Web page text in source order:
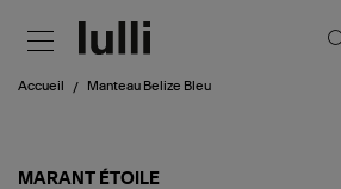
Accueil Manteau Belize Bleu
MARANT ÉTOILE